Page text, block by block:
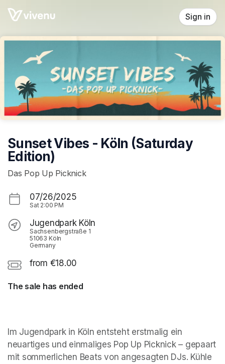
Skip header
Sign in
Sunset Vibes - Köln (Saturday
Edition)
Das Pop Up Picknick
07/26/2025
Sat 2:00 PM
Jugendpark Köln
Sachsenbergstraße 1
51063 Köln
Germany
from €18.00
The sale has ended
Im Jugendpark in Köln entsteht erstmalig ein
neuartiges und einmaliges Pop Up Picknick – gepaart
mit sommerlichen Beats von angesagten DJs. Kühle